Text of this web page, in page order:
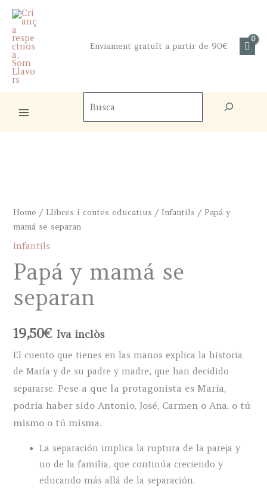
Skip
content
Enviament gratuït a partir de 90€
Home / Llibres i contes educatius / Infantils / Papá y
mamá se separan
Infantils
Papá y mamá se
separan
19,50€ Iva inclòs
El cuento que tienes en las manos explica la historia
de María y de su padre y madre, que han decidido
separarse. Pese a que la protagonista es María,
podría haber sido Antonio, José, Carmen o Ana, o tú
mismo o tú misma.
La separación implica la ruptura de la pareja y
no de la familia, que continúa creciendo y
educando más allá de la separación.